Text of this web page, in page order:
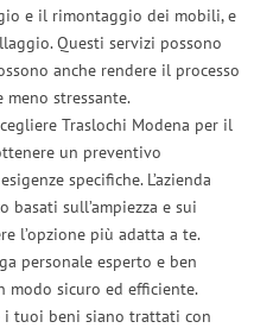
e il rimontaggio dei mobili, e
Questi servizi possono
anche rendere il processo
stressante.
Traslochi Modena per il
un preventivo
specifiche. L’azienda
sull’ampiezza e sui
l’opzione più adatta a te.
personale esperto e ben
sicuro ed efficiente.
i tuoi beni siano trattati con